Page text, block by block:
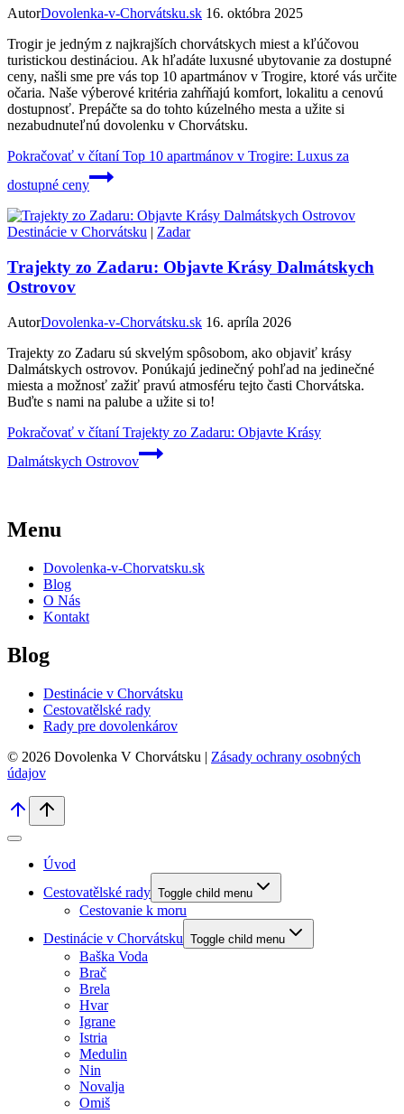
AutorDovolenka-v-Chorvátsku.sk 16. októbra 2025
Trogir je jedným z najkrajších chorvátskych miest a kľúčovou
turistickou destináciou. Ak hľadáte luxusné ubytovanie za dostupné
ceny, našli sme pre vás top 10 apartmánov v Trogire, ktoré vás určite
očaria. Naše výberové kritéria zahŕňajú komfort, lokalitu a cenovú
dostupnosť. Prepáčte sa do tohto kúzelného mesta a užite si
nezabudnuteľnú dovolenku v Chorvátsku.
Pokračovať v čítaníTop 10 apartmánov v Trogire: Luxus za
dostupné ceny
Destinácie v Chorvátsku | Zadar
Trajekty zo Zadaru: Objavte Krásy Dalmátskych
Ostrovov
AutorDovolenka-v-Chorvátsku.sk 16. apríla 2026
Trajekty zo Zadaru sú skvelým spôsobom, ako objaviť krásy
Dalmátskych ostrovov. Ponúkajú jedinečný pohľad na jedinečné
miesta a možnosť zažiť pravú atmosféru tejto časti Chorvátska.
Buďte s nami na palube a užite si to!
Pokračovať v čítaníTrajekty zo Zadaru: Objavte Krásy
Dalmátskych Ostrovov
Menu
Dovolenka-v-Chorvatsku.sk
Blog
O Nás
Kontakt
Blog
Destinácie v Chorvátsku
Cestovatělské rady
Rady pre dovolenkárov
© 2026 Dovolenka V Chorvátsku | Zásady ochrany osobných
údajov
Úvod
Cestovatělské rady Toggle child menu
Cestovanie k moru
Destinácie v Chorvátsku Toggle child menu
Baška Voda
Brač
Brela
Hvar
Igrane
Istria
Medulin
Nin
Novalja
Omiš